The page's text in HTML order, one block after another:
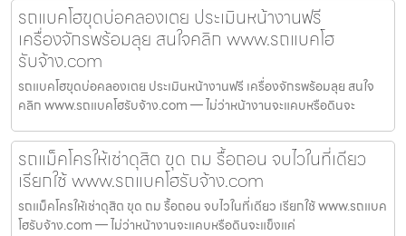
รถแบคโฮขุดบ่อคลองเตย ประเมินหน้างานฟรี
เครื่องจักรพร้อมลุย สนใจคลิก www.รถแบคโฮ
รับจ้าง.com
รถแบคโฮขุดบ่อคลองเตย ประเมินหน้างานฟรี เครื่องจักรพร้อมลุย สนใจ
คลิก www.รถแบคโฮรับจ้าง.com — ไม่ว่าหน้างานจะแคบหรือดินจะ
รถแม็คโครให้เช่าดุสิต ขุด ถม รื้อถอน จบไวในที่เดียว
เรียกใช้ www.รถแบคโฮรับจ้าง.com
รถแม็คโครให้เช่าดุสิต ขุด ถม รื้อถอน จบไวในที่เดียว เรียกใช้ www.รถแบค
โฮรับจ้าง.com — ไม่ว่าหน้างานจะแคบหรือดินจะแข็งแค่